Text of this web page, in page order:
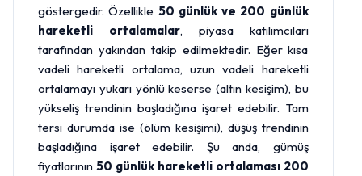
göstergedir. Özellikle 50 günlük ve 200 günlük
hareketli ortalamalar, piyasa katılımcıları
tarafından yakından takip edilmektedir. Eğer kısa
vadeli hareketli ortalama, uzun vadeli hareketli
ortalamayı yukarı yönlü keserse (altın kesişim), bu
yükseliş trendinin başladığına işaret edebilir. Tam
tersi durumda ise (ölüm kesişimi), düşüş trendinin
başladığına işaret edebilir. Şu anda, gümüş
fiyatlarının 50 günlük hareketli ortalaması 200